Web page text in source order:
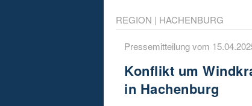
REGION | HACHENBURG
Pressemitteilung vom
Konflikt um
in Hachenburg